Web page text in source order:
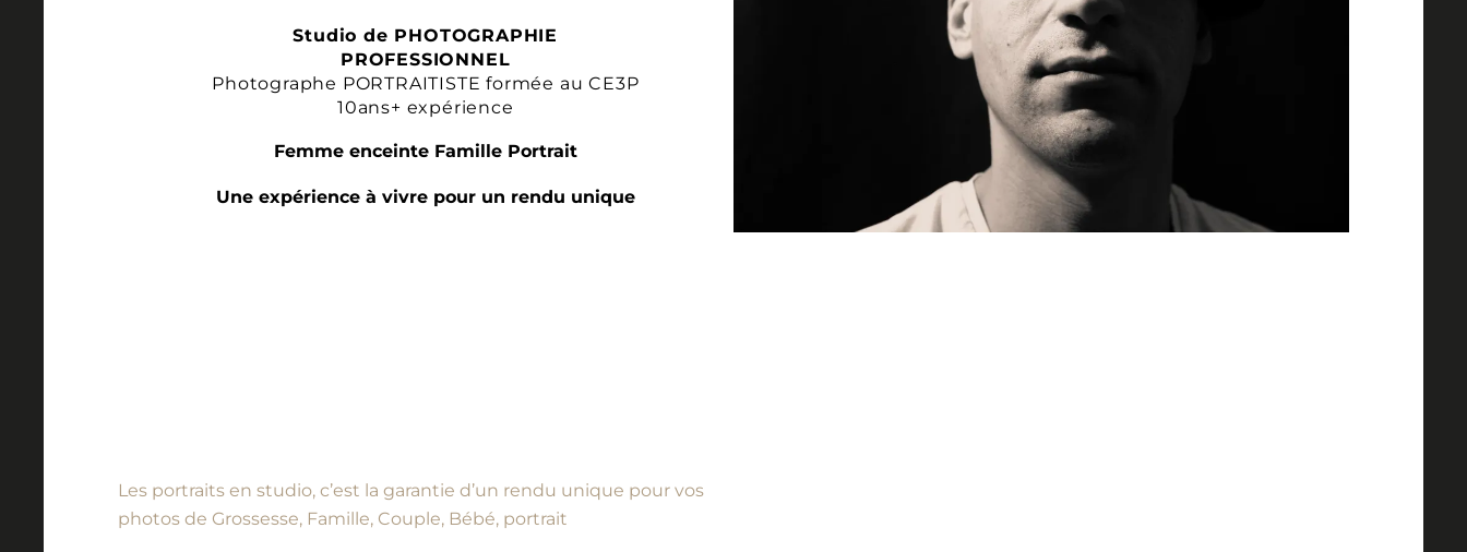
Studio de PHOTOGRAPHIE
PROFESSIONNEL
Photographe PORTRAITISTE formée au CE3P
10ans+ expérience
Femme enceinte Famille Portrait
Une expérience à vivre pour un rendu unique
Les portraits en studio, c’est la garantie d’un rendu unique pour vos
photos de Grossesse, Famille, Couple, Bébé, portrait